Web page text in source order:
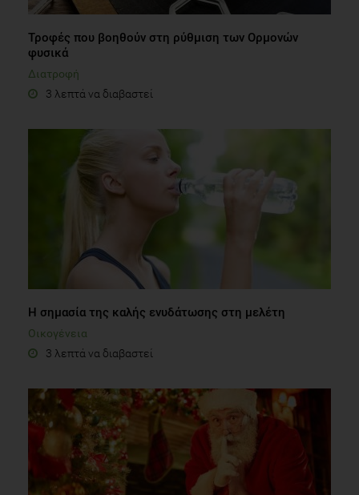
Τροφές που βοηθούν στη ρύθμιση των Ορμονών
φυσικά
Διατροφή
3 λεπτά να διαβαστεί
Η σημασία της καλής ενυδάτωσης στη μελέτη
Οικογένεια
3 λεπτά να διαβαστεί